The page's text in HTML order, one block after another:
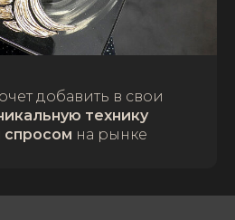
добавить в свои
технику
спросом на рынке